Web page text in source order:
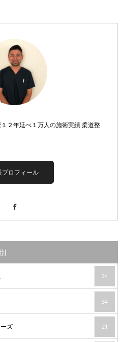
２年延べ１万人の施術実績 柔道整
プロフィール
24
34
ズ 21